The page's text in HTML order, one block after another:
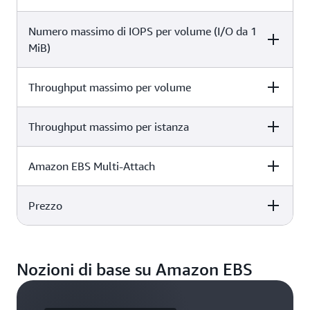
Elaborazione di log
st1
Dettagli
125 GiB - 16 TiB
Numero massimo di IOPS per volume (I/O da 1
MiB)
Dettagli
500
Throughput massimo per volume
Dettagli
500 MiB/s
Throughput massimo per istanza
Dettagli
12.500 MB/s
Amazon EBS Multi-Attach
Dettagli
Prezzo
Nozioni di base su Amazon EBS